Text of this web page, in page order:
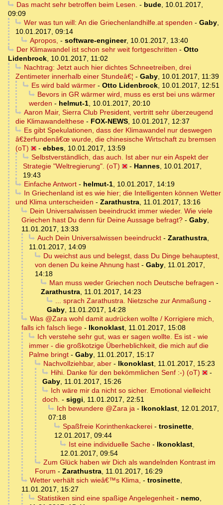
Das macht sehr betroffen beim Lesen. - bude, 10.01.2017,
09:09
Wer was tun will: An die Griechenlandhilfe.at spenden - Gaby,
10.01.2017, 09:14
Apropos, - software-engineer, 10.01.2017, 13:40
Der Klimawandel ist schon sehr weit fortgeschritten - Otto
Lidenbrock, 10.01.2017, 11:02
Nachtrag: Jetzt auch hier dichtes Schneetreiben, drei
Zentimeter innerhalb einer Stundeâ€¦ - Gaby, 10.01.2017, 11:39
Es wird bald wärmer- Otto Lidenbrock, 10.01.2017, 12:51
Bevors in GR wärmer wird, muss es erst bei uns wärmer
werden - helmut-1, 10.01.2017, 20:10
Aaron Mair, Sierra Club President, vertritt sehr überzeugend
die Klimawandelthese - FOX-NEWS, 10.01.2017, 12:37
Es gibt Spekulationen, dass der Klimawandel nur deswegen
â€žerfundenâ€œ wurde, die chinesische Wirtschaft zu bremsen
(oT)
- ebbes, 10.01.2017, 13:59
Selbstverständlich, das auch. Ist aber nur ein Aspekt der
Strategie "Weltregierung". (oT)
- Hannes, 10.01.2017,
19:43
Einfache Antwort- helmut-1, 10.01.2017, 14:19
In Griechenland ist es wie hier; die Intelligenten können Wetter
und Klima unterscheiden - Zarathustra, 11.01.2017, 13:16
Dein Universalwissen beeindruckt immer wieder. Wie viele
Griechen hast Du denn für Deine Aussage befragt? - Gaby,
11.01.2017, 13:33
Auch Dein Universalwissen beeindruckt- Zarathustra,
11.01.2017, 14:09
Du weichst aus und belegst, dass Du Dinge behauptest,
von denen Du keine Ahnung hast - Gaby, 11.01.2017,
14:18
Man muss weder Griechen noch Deutsche befragen -
Zarathustra, 11.01.2017, 14:23
... sprach Zarathustra. Nietzsche zur Anmaßung -
Gaby, 11.01.2017, 14:28
Was @Zara wohl damit audrücken wollte / Korrigiere mich,
falls ich falsch liege - Ikonoklast, 11.01.2017, 15:08
Ich verstehe sehr gut, was er sagen wollte. Es ist - wie
immer - die großkotzige Überheblichkeit, die mich auf die
Palme bringt - Gaby, 11.01.2017, 15:17
Nachvollziehbar, aber- Ikonoklast, 11.01.2017, 15:23
Hihi. Danke für den bekömmlichen Senf :-) (oT)
-
Gaby, 11.01.2017, 15:26
Ich wäre mir da nicht so sicher. Emotional vielleicht
doch. - siggi, 11.01.2017, 22:51
Ich bewundere @Zara ja- Ikonoklast, 12.01.2017,
07:18
Spaßfreie Korinthenkackerei- trosinette,
12.01.2017, 09:44
Ist eine individuelle Sache- Ikonoklast,
12.01.2017, 09:54
Zum Glück haben wir Dich als wandelnden Kontrast im
Forum - Zarathustra, 11.01.2017, 16:29
Wetter verhält sich wieâ€™s Klima, - trosinette,
11.01.2017, 15:27
Statistiken sind eine spaßige Angelegenheit- nemo,